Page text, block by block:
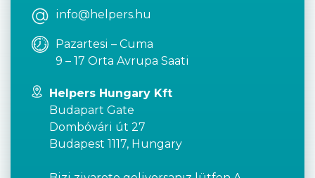
info@helpers.hu
Pazartesi – Cuma
9 – 17 Orta Avrupa Saati
Helpers Hungary Kft
Budapart Gate
Dombóvári út 27
Budapest 1117, Hungary